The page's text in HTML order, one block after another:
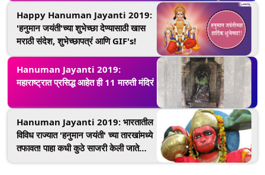
Happy Hanuman Jayanti 2019:
'हनुमान जयंती'च्या शुभेच्छा देण्यासाठी खास
मराठी संदेश, शुभेच्छापत्रं आणि GIF's!
Hanuman Jayanti 2019:
महाराष्ट्रात प्रसिद्ध आहेत ही 11 मारुती मंदिरं
Hanuman Jayanti 2019: भारतातील
विविध राज्यात 'हनुमान जयंती' च्या तारखांमध्ये
तफावत! पाहा कधी कुठे साजरी केली जाते